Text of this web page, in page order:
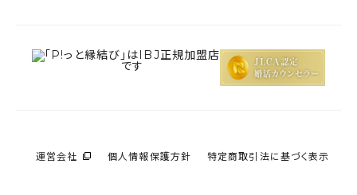
運営会社 個人情報保護方針 特定商取引法に基づく表示